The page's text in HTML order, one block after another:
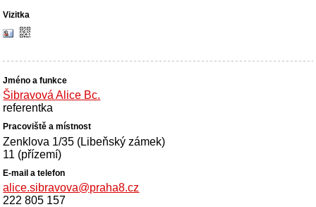
Šibravová Alice Bc.
referentka
Zenklova 1/35 (Libeňský zámek)
11 (přízemí)
alice.sibravova@praha8.cz
222 805 157